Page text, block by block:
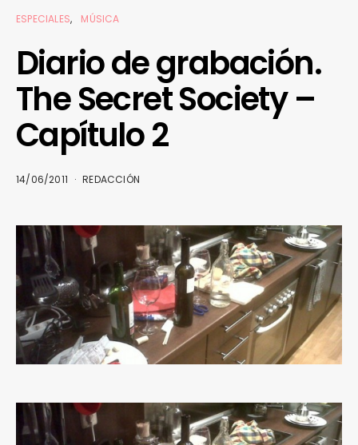
ESPECIALES MÚSICA
Diario de grabación.
The Secret Society –
Capítulo 2
14/06/2011 REDACCIÓN